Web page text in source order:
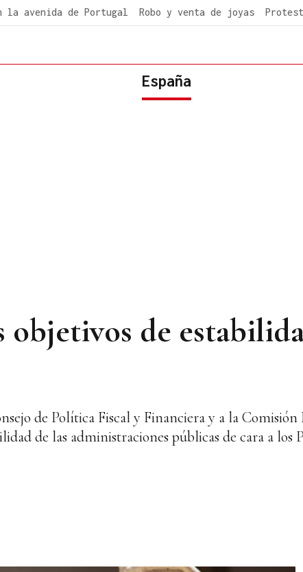
la avenida de Portugal Robo y venta de joyas
España
de
de Política Fiscal y Financiera y a la
de las administraciones públicas de cara a los